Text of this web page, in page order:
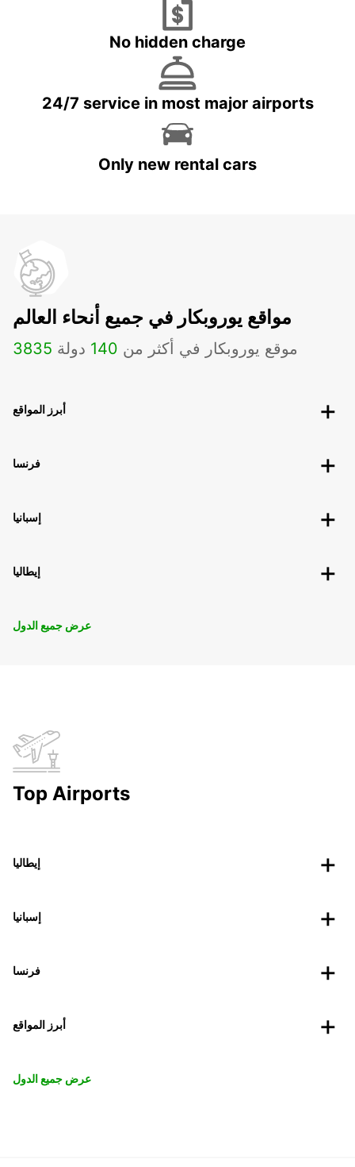
No hidden charge
24/7 service in most major airports
Only new rental cars
مواقع يوروبكار في جميع أنحاء العالم
3835 موقع يوروبكار في أكثر من 140 دولة
أبرز المواقع
فرنسا
إسبانيا
إيطاليا
عرض جميع الدول
Top Airports
إيطاليا
إسبانيا
فرنسا
أبرز المواقع
عرض جميع الدول